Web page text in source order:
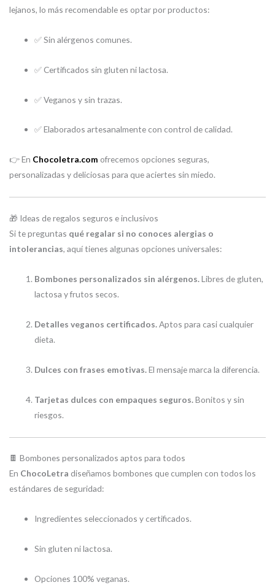
lejanos, lo más recomendable es optar por productos:
✅ Sin alérgenos comunes.
✅ Certificados sin gluten ni lactosa.
✅ Veganos y sin trazas.
✅ Elaborados artesanalmente con control de calidad.
👉 En Chocoletra.com ofrecemos opciones seguras,
personalizadas y deliciosas para que aciertes sin miedo.
🎁 Ideas de regalos seguros e inclusivos
Si te preguntas qué regalar si no conoces alergias o
intolerancias, aquí tienes algunas opciones universales:
Bombones personalizados sin alérgenos.Libres de gluten,
lactosa y frutos secos.
Detalles veganos certificados.Aptos para casi cualquier
dieta.
Dulces con frases emotivas.El mensaje marca la diferencia.
Tarjetas dulces con empaques seguros.Bonitos y sin
riesgos.
🍫 Bombones personalizados aptos para todos
En ChocoLetra diseñamos bombones que cumplen con todos los
estándares de seguridad:
Ingredientes seleccionados y certificados.
Sin gluten ni lactosa.
Opciones 100% veganas.